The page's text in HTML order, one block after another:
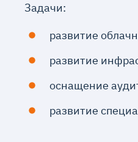
Задачи:
развитие
развитие
оснащение
развитие